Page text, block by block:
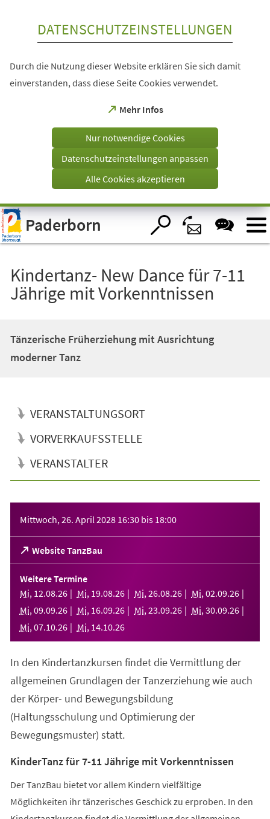
Visuelle
Assistenzsoftware
öffnen.
DATENSCHUTZEINSTELLUNGEN
Durch die Nutzung dieser Website erklären Sie sich damit
einverstanden, dass diese Seite Cookies verwendet.
Mehr Infos
(Öffnet
einem
Tab)
Nur notwendige Cookies
Datenschutzeinstellungen anpassen
Alle Cookies akzeptieren
Paderborn
Kindertanz- New Dance für 7-11
Jährige mit Vorkenntnissen
Tänzerische Früherziehung mit Ausrichtung
moderner Tanz
VERANSTALTUNGSORT
VORVERKAUFSSTELLE
VERANSTALTER
Mittwoch, 26. April 2028 16:30 bis 18:00
Website TanzBau
(Öffnet
in
einem
neuen
Tab)
Weitere Termine
Mi, 12.08.26 Mi, 19.08.26 Mi, 26.08.26 Mi, 02.09.26
Mi, 09.09.26 Mi, 16.09.26 Mi, 23.09.26 Mi, 30.09.26
Mi, 07.10.26 Mi, 14.10.26
In den Kindertanzkursen findet die Vermittlung der
allgemeinen Grundlagen der Tanzerziehung wie auch
der Körper- und Bewegungsbildung
(Haltungsschulung und Optimierung der
Bewegungsmuster) statt.
KinderTanz für 7-11 Jährige mit Vorkenntnissen
Der TanzBau bietet vor allem Kindern vielfältige
Möglichkeiten ihr tänzerisches Geschick zu erproben. In den